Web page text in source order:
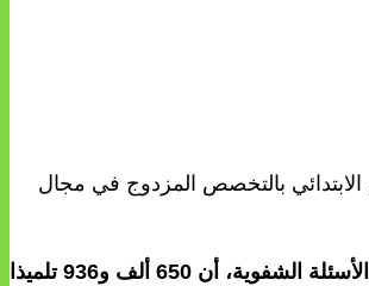
والرياضة، محمد سعد برادة، امس الاثنين بمجلس النواب، أنه سيتم تكوين أزيد من 3000 أستاذ للتعليم الابتدائي بالتخصص المزدوج في مجال
وأوضح الوزير في معرض جوابه على سؤال حول « النهوض بتدريس اللغة الأمازيغية ومدر سيها » تقدم به فريق التقدم والاشتراكية خلال جلسة الأسئلة الشفوية، أن 650 ألف و936 تلميذا